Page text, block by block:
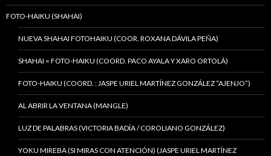
FOTO-HAIKU (SHAHAI)
NUEVA SHAHAI FOTOHAIKU (COOR. ROXANA DÁVILA PEÑA)
SHAHAI = FOTO-HAIKU (COORD. PACO AYALA Y XARO ORTOLÁ)
FOTO-HAIKU (COORD. : JASPE URIEL MARTÍNEZ GONZÁLEZ “AJENJO”)
AL ABRIR LA VENTANA (MANGLE)
LUZ DE PALABRAS (VICTORIA BADÍA / COROLIANO GONZÁLEZ)
YOKU MIREBA (SI MIRAS CON ATENCIÓN) (JASPE URIEL MARTÍNEZ